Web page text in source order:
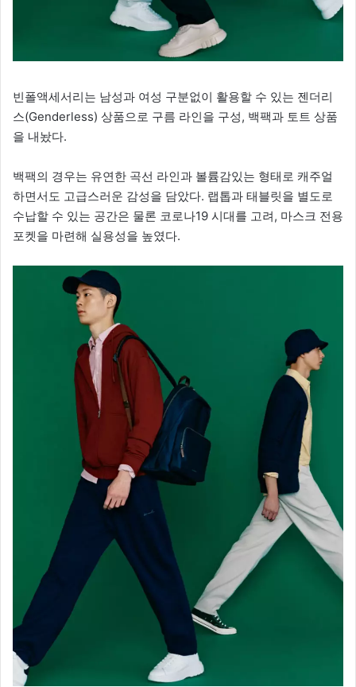
빈폴액세서리는 남성과 여성 구분없이 활용할 수 있는 젠더리
스(Genderless) 상품으로 구름 라인을 구성, 백팩과 토트 상품
을 내놨다.
백팩의 경우는 유연한 곡선 라인과 볼륨감있는 형태로 캐주얼
하면서도 고급스러운 감성을 담았다. 랩톱과 태블릿을 별도로
수납할 수 있는 공간은 물론 코로나19 시대를 고려, 마스크 전용
포켓을 마련해 실용성을 높였다.